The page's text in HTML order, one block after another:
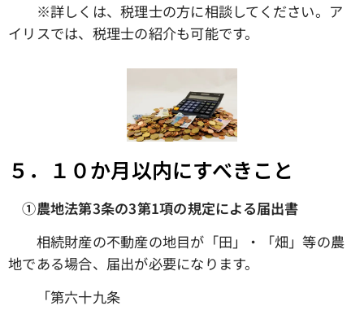
※詳しくは、税理士の方に相談してください。ア
イリスでは、税理士の紹介も可能です。
５．１０か月以内にすべきこと
①農地法第3条の3第1項の規定による届出書
相続財産の不動産の地目が「田」・「畑」等の農
地である場合、届出が必要になります。
「第六十九条